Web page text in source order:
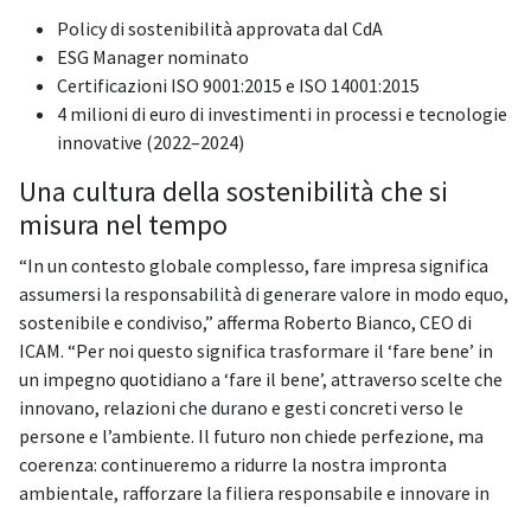
Policy di sostenibilità approvata dal CdA
ESG Manager nominato
Certificazioni ISO 9001:2015 e ISO 14001:2015
4 milioni di euro di investimenti in processi e tecnologie
innovative (2022–2024)
Una cultura della sostenibilità che si
misura nel tempo
“In un contesto globale complesso, fare impresa significa
assumersi la responsabilità di generare valore in modo equo,
sostenibile e condiviso,” afferma Roberto Bianco, CEO di
ICAM. “Per noi questo significa trasformare il ‘fare bene’ in
un impegno quotidiano a ‘fare il bene’, attraverso scelte che
innovano, relazioni che durano e gesti concreti verso le
persone e l’ambiente. Il futuro non chiede perfezione, ma
coerenza: continueremo a ridurre la nostra impronta
ambientale, rafforzare la filiera responsabile e innovare in